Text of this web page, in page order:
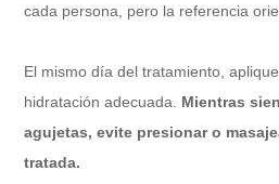
cada persona, pero la referencia
El mismo día del tratamiento,
hidratación adecuada. Mientras
agujetas, evite presionar o
tratada.